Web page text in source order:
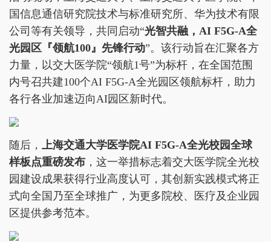
国信息通信研究院技术与标准研究所、华为技术有限
公司等有关领导，共同启动“光智共融，AI F5G-A全
光园区『领航100』先锋行动”。该行动旨在汇聚各方
力量，以交大医学院“领航1号”为标杆，在全国范围
内号召共建100个AI F5G-A全光园区领航标杆，助力
各行各业加速迈向AI园区新时代。
随后， 上海交通大学医学院AI F5G-A全光校园全球
样板点重磅发布 ，这一举措标志着交大医学院全光校
园建设成果获得行业高度认可，其创新实践模式将正
式向全国乃至全球推广，为更多院校、医疗及企业园
区提供参考范本。